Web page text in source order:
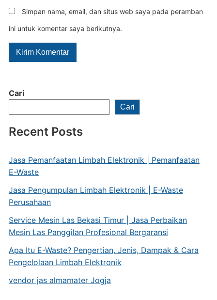
Cari
Cari
Recent Posts
Jasa Pemanfaatan Limbah Elektronik | Pemanfaatan
E-Waste
Jasa Pengumpulan Limbah Elektronik | E-Waste
Perusahaan
Service Mesin Las Bekasi Timur | Jasa Perbaikan
Mesin Las Panggilan Profesional Bergaransi
Apa Itu E-Waste? Pengertian, Jenis, Dampak & Cara
Pengelolaan Limbah Elektronik
vendor jas almamater Jogja
Simpan nama, email, dan situs web saya pada peramban
ini untuk komentar saya berikutnya.